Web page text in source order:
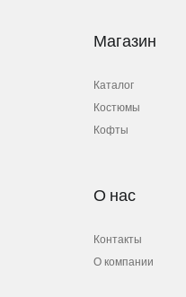
Магазин
Каталог
Костюмы
Кофты
О нас
Контакты
О компании